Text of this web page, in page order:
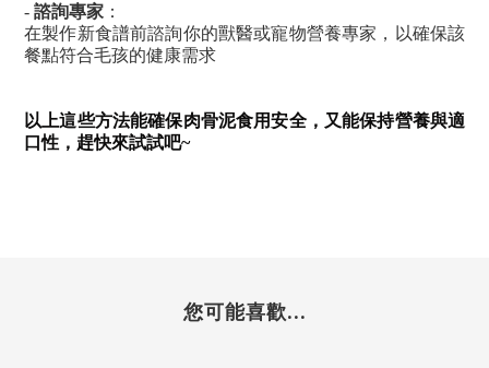
- 諮詢專家 ：
在製作新食譜前諮詢你的獸醫或寵物營養專家，以確保該
餐點符合毛孩的健康需求
以上這些方法能確保肉骨泥食用安全，又能保持營養與適
口性 ， 趕快來試試吧~
您可能喜歡...